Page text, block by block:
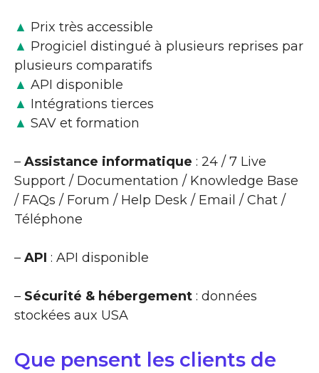
▲ Prix très accessible
▲ Progiciel distingué à plusieurs reprises par
plusieurs comparatifs
▲ API disponible
▲ Intégrations tierces
▲ SAV et formation
– Assistance informatique : 24 / 7 Live
Support / Documentation / Knowledge Base
/ FAQs / Forum / Help Desk / Email / Chat /
Téléphone
– API : API disponible
– Sécurité & hébergement : données
stockées aux USA
Que pensent les clients de